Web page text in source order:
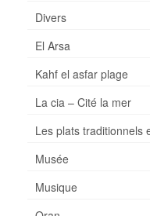
Piscine
Transports
Où Manger
Où dormir
Divers
El Arsa
Kahf el asfar plage
La cia – Cité la mer
Les plats traditionnels
Musée
Musique